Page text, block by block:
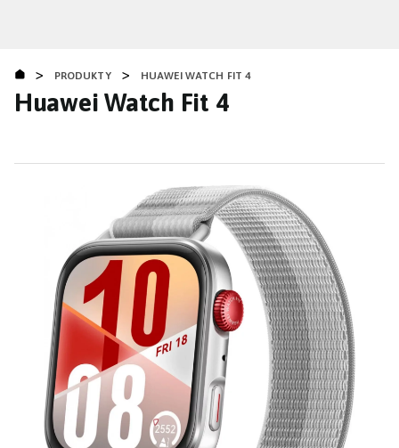
obsahu
> PRODUKTY > HUAWEI WATCH FIT 4
Huawei Watch Fit 4